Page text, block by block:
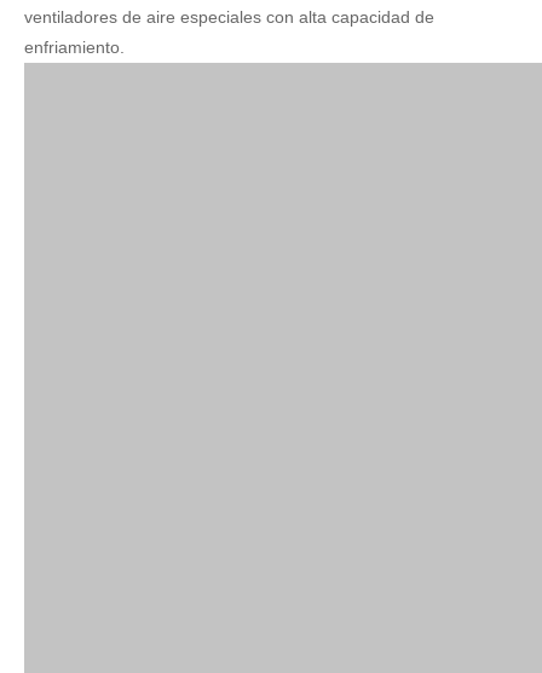
ventiladores de aire especiales con alta capacidad de
enfriamiento.